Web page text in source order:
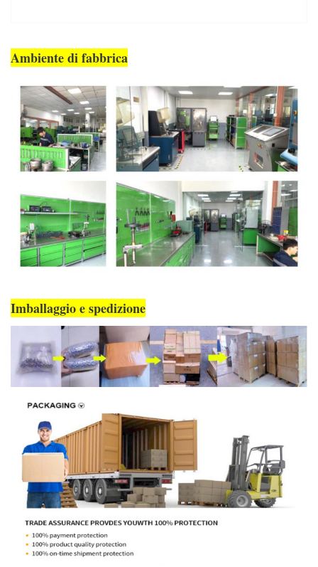
Ambiente di fabbrica
Imballaggio e spedizione